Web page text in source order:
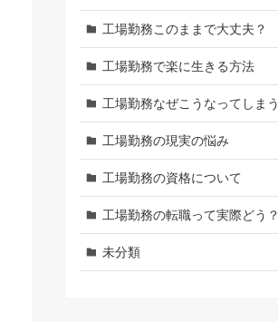
工場勤務このままで大丈夫？
工場勤務で楽に生きる方法
工場勤務なぜこうなってしまう
工場勤務の現実の悩み
工場勤務の資格について
工場勤務の転職って実際どう？
未分類